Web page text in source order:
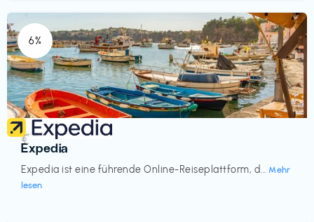
6%
Reisen
Expedia
Expedia ist eine führende Online-Reiseplattform, d... Mehr
lesen
€‎